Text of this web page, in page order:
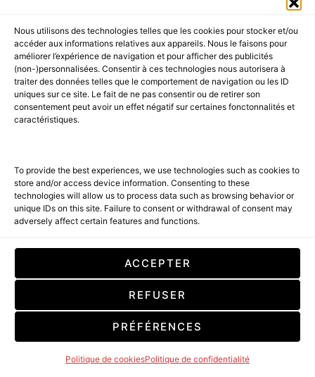
Nous utilisons des technologies telles que les cookies pour stocker et/ou
accéder aux informations relatives aux appareils. Nous le faisons pour
améliorer l’expérience de navigation et pour afficher des publicités
(non-)personnalisées. Consentir à ces technologies nous autorisera à
traiter des données telles que le comportement de navigation ou les ID
uniques sur ce site. Le fait de ne pas consentir ou de retirer son
consentement peut avoir un effet négatif sur certaines fonctonnalités et
caractéristiques.
To provide the best experiences, we use technologies such as cookies to
store and/or access device information. Consenting to these
technologies will allow us to process data such as browsing behavior or
unique IDs on this site. Failure to consent or withdrawal of consent may
adversely affect certain features and functions.
ACCEPTER
REFUSER
PRÉFÉRENCES
Politique de cookiesPolitique de confidentialité
SHOPPING LIST : SELECTIONS
POUR HOMME